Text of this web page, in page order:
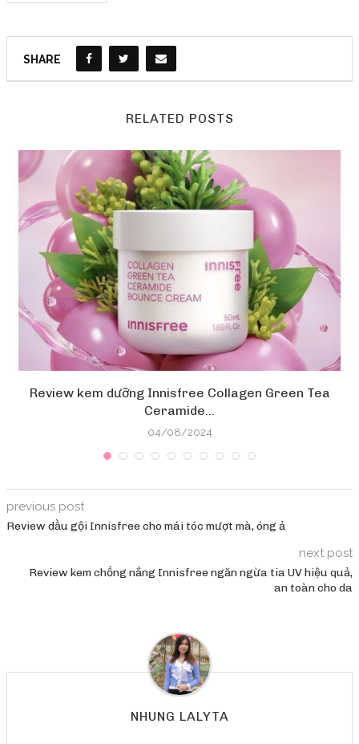
SHARE
RELATED POSTS
Review kem dưỡng Innisfree Collagen Green Tea
Ceramide...
04/08/2024
previous post
Review dầu gội Innisfree cho mái tóc mượt mà, óng ả
next post
Review kem chống nắng Innisfree ngăn ngừa tia UV hiệu quả,
an toàn cho da
NHUNG LALYTA